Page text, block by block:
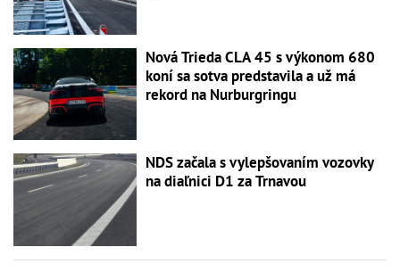
Nová Trieda CLA 45 s výkonom 680
koní sa sotva predstavila a už má
rekord na Nurburgringu
NDS začala s vylepšovaním vozovky
na diaľnici D1 za Trnavou